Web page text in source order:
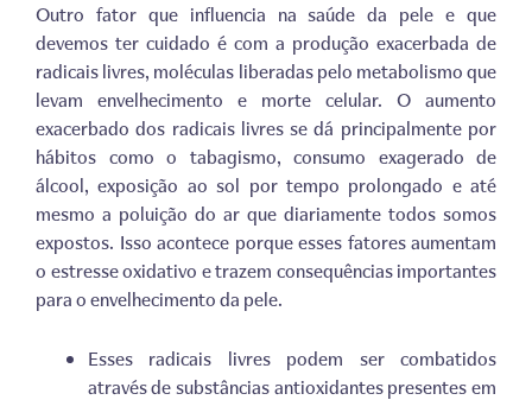
Outro fator que influencia na saúde da pele e que
devemos ter cuidado é com a produção exacerbada de
radicais livres, moléculas liberadas pelo metabolismo que
levam envelhecimento e morte celular. O aumento
exacerbado dos radicais livres se dá principalmente por
hábitos como o tabagismo, consumo exagerado de
álcool, exposição ao sol por tempo prolongado e até
mesmo a poluição do ar que diariamente todos somos
expostos. Isso acontece porque esses fatores aumentam
o estresse oxidativo e trazem consequências importantes
para o envelhecimento da pele.
Esses radicais livres podem ser combatidos
através de substâncias antioxidantes presentes em